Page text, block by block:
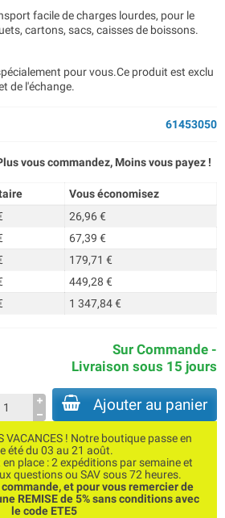
facile de charges lourdes, pour le
cartons, sacs, caisses de boissons.
pour vous.Ce produit est exclu
de l'échange.
61453050
vous commandez, Moins vous payez !
Vous économisez
26,96 €
67,39 €
179,71 €
449,28 €
1 347,84 €
Sur Commande -
Livraison sous 15 jours
Ajouter au panier
VACANCES ! Notre boutique passe en
été du 03 au 21 août.
place : 2 expéditions par semaine et
questions ou SAV sous 72 heures.
et pour vous remercier de
REMISE de 5% sans conditions avec
le code ETE5